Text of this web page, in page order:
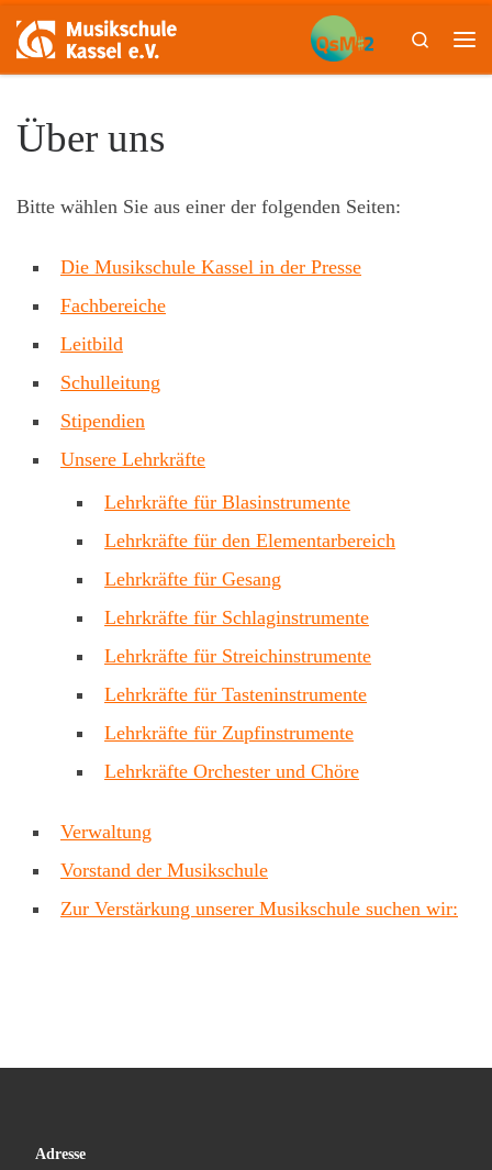
Skip to content
Search
Über uns
Bitte wählen Sie aus einer der folgenden Seiten:
Die Musikschule Kassel in der Presse
Fachbereiche
Leitbild
Schulleitung
Stipendien
Unsere Lehrkräfte
Lehrkräfte für Blasinstrumente
Lehrkräfte für den Elementarbereich
Lehrkräfte für Gesang
Lehrkräfte für Schlaginstrumente
Lehrkräfte für Streichinstrumente
Lehrkräfte für Tasteninstrumente
Lehrkräfte für Zupfinstrumente
Lehrkräfte Orchester und Chöre
Verwaltung
Vorstand der Musikschule
Zur Verstärkung unserer Musikschule suchen wir:
Adresse